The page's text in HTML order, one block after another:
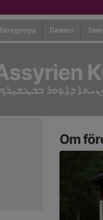
Barngympa Dawmo
ܕܐܬ݂ܘܪ
Om